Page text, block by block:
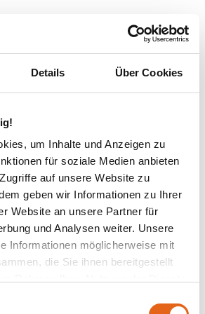
Details Über Cookies
um Inhalte und Anzeigen zu
für soziale Medien anbieten
auf unsere Website zu
geben wir Informationen zu Ihrer
Website an unsere Partner für
und Analysen weiter. Unsere
Informationen möglicherweise mit
die Sie ihnen bereitgestellt